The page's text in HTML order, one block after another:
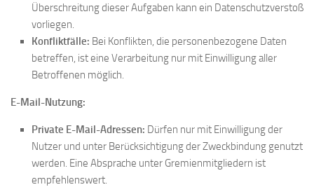
Überschreitung dieser Aufgaben kann ein Datenschutzverstoß
vorliegen.
Konfliktfälle: Bei Konflikten, die personenbezogene Daten
betreffen, ist eine Verarbeitung nur mit Einwilligung aller
Betroffenen möglich.
E-Mail-Nutzung:
Private E-Mail-Adressen: Dürfen nur mit Einwilligung der
Nutzer und unter Berücksichtigung der Zweckbindung genutzt
werden. Eine Absprache unter Gremienmitgliedern ist
empfehlenswert.